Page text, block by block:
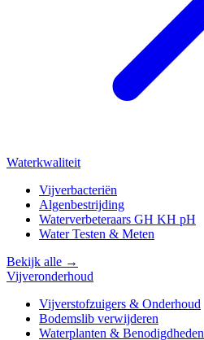
Waterkwaliteit
Vijverbacteriën
Algenbestrijding
Waterverbeteraars GH KH pH
Water Testen & Meten
Bekijk alle →
Vijveronderhoud
Vijverstofzuigers & Onderhoud
Bodemslib verwijderen
Waterplanten & Benodigdheden